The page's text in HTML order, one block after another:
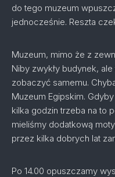
do tego muzeum
jednocześnie. Reszta
Muzeum, mimo że z
Niby zwykły budynek,
zobaczyć samemu.
Muzeum Egipskim.
kilka godzin trzeba na to
mieliśmy dodatkową
przez kilka dobrych lat
Po 14.00 opuszczamy